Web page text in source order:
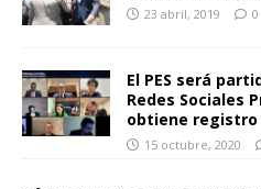
23 abril, 2019 0
El PES será
Redes Sociales
obtiene registro
15 octubre, 2020